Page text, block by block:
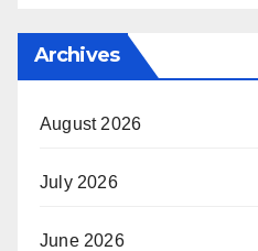
Archives
August 2026
July 2026
June 2026